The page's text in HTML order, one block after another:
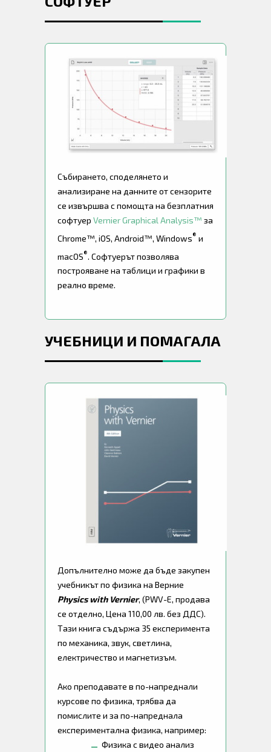
Събирането, споделянето и
анализиране на данните от сензорите
се извършва с помощта на безплатния
софтуер Vernier Graphical Analysis™ за
Chrome™, iOS, Android™, Windows® и
macOS® . Софтуерът позволява
построяване на таблици и графики в
реално време.
УЧЕБНИЦИ И ПОМАГАЛА
Допълнително може да бъде закупен
учебникът по физика на Верние
Physics with Vernier, (PWV-E, продава
се отделно, Цена 110,00 лв. без ДДС).
Тази книга съдържа 35 експеримента
по механика, звук, светлина,
електричество и магнетизъм.
Ако преподавате в по-напреднали
курсове по физика, трябва да
помислите и за по-напреднала
експериментална физика, например:
Физика с видео анализ